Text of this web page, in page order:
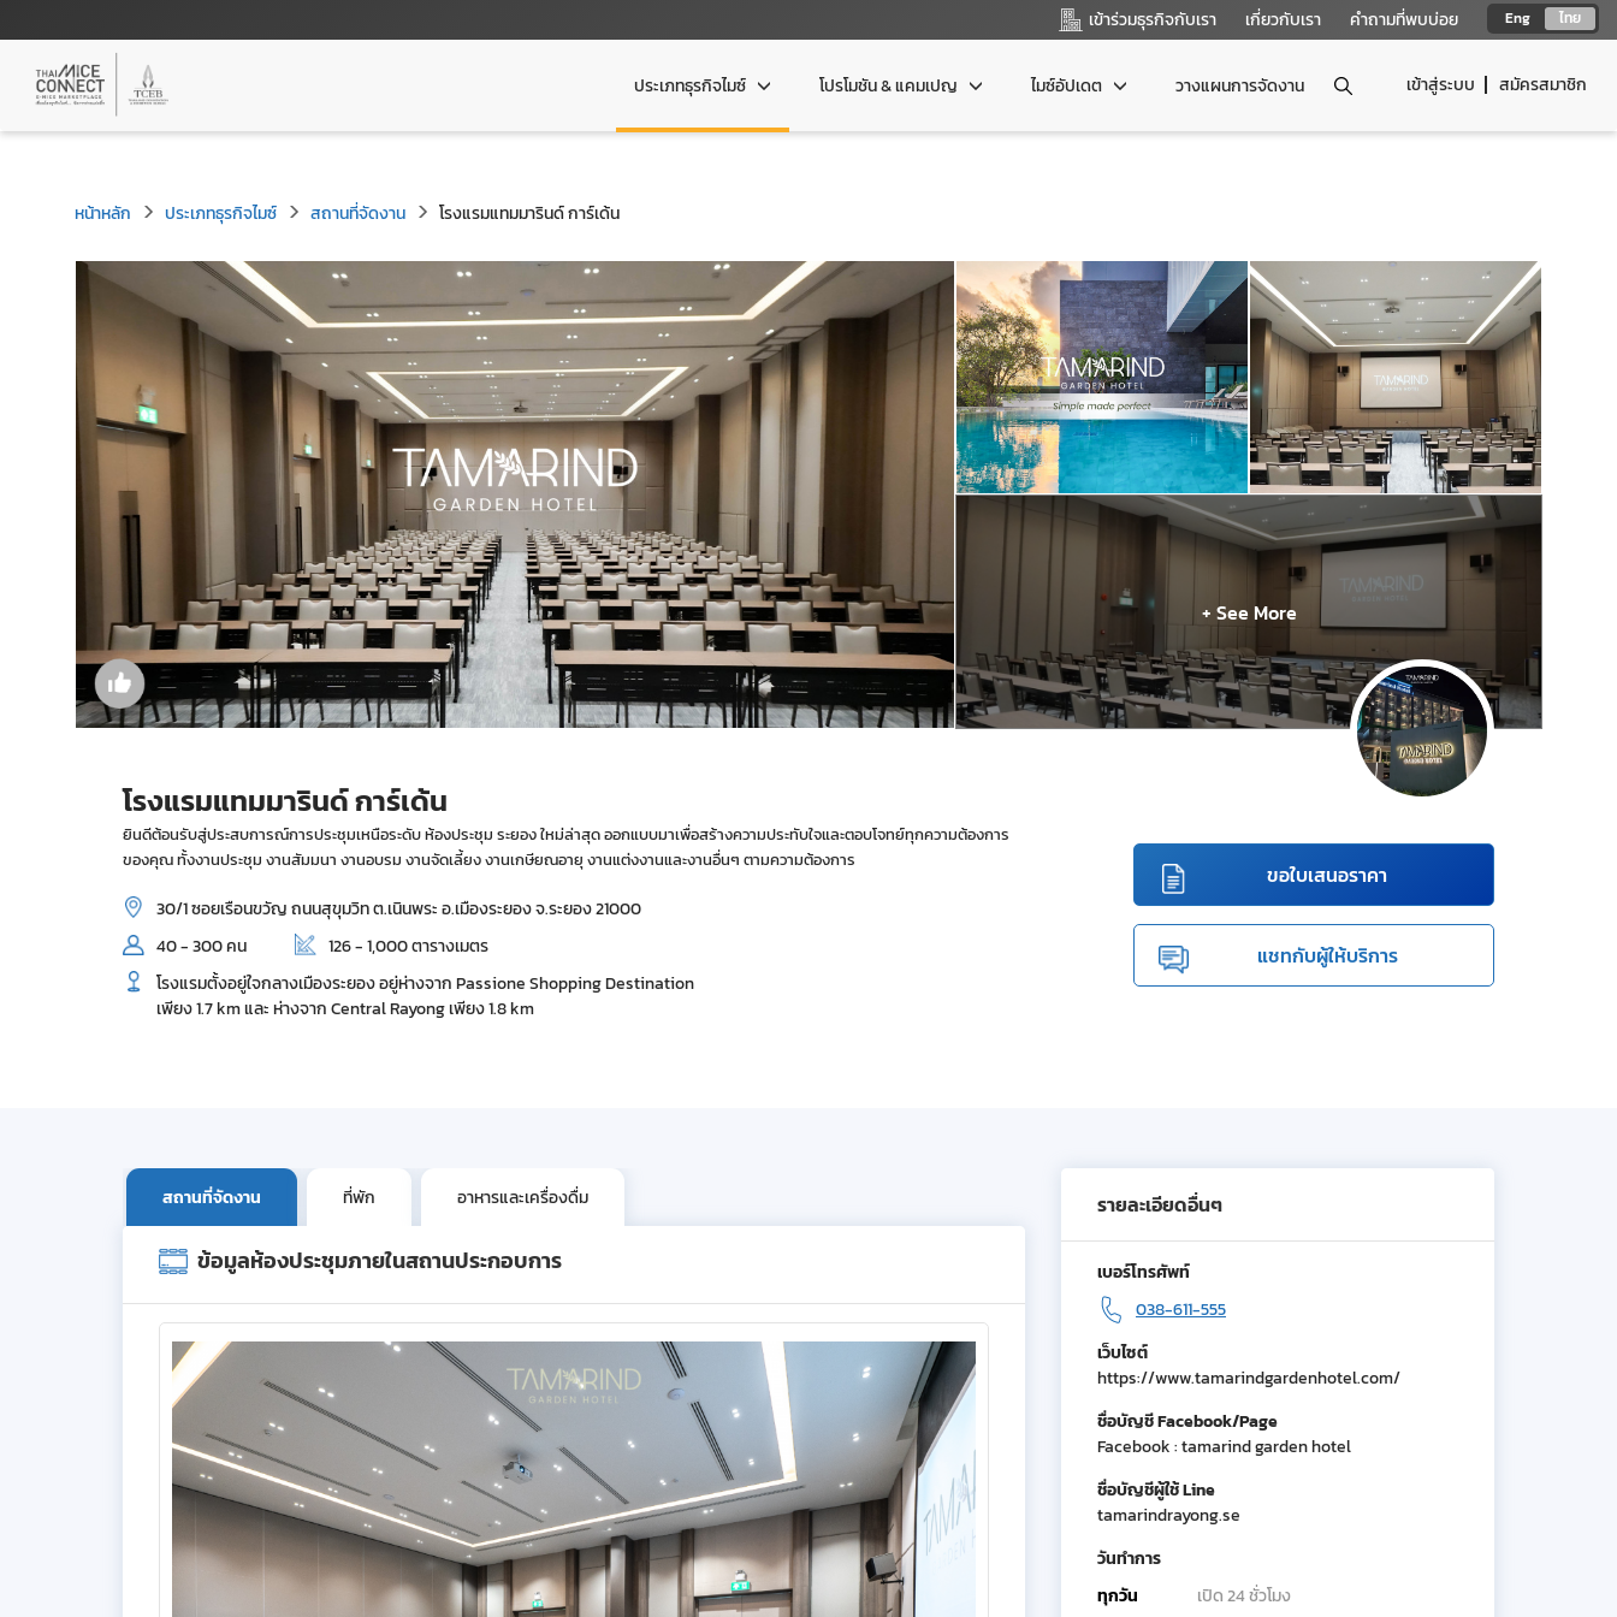
Eng ไทย
เข้าร่วมธุรกิจกับเรา เกี่ยวกับเรา คำถามที่พบบ่อย
เข้าสู่ระบบ สมัครสมาชิก
ประเภทธุรกิจไมซ์ โปรโมชัน & แคมเปญ ไมซ์อัปเดต วางแผนการจัดงาน
หน้าหลัก ประเภทธุรกิจไมซ์ สถานที่จัดงาน โรงแรมแทมมารินด์ การ์เด้น
+ See More
โรงแรมแทมมารินด์ การ์เด้น
ยินดีต้อนรับสู่ประสบการณ์การประชุมเหนือระดับ ห้องประชุม ระยอง ใหม่ล่าสุด ออกแบบมาเพื่อสร้างความประทับใจและตอบโจทย์ทุกความต้องการ
ของคุณ ทั้งงานประชุม งานสัมมนา งานอบรม งานจัดเลี้ยง งานเกษียณอายุ งานแต่งงานและงานอื่นๆ ตามความต้องการ
30/1 ซอยเรือนขวัญ ถนนสุขุมวิท ต.เนินพระ อ.เมืองระยอง จ.ระยอง 21000
40 - 300 คน
126 - 1,000 ตารางเมตร
โรงแรมตั้งอยู่ใจกลางเมืองระยอง อยู่ห่างจาก Passione Shopping Destination
เพียง 1.7 km และ ห่างจาก Central Rayong เพียง 1.8 km
ขอใบเสนอราคา
แชทกับผู้ให้บริการ
สถานที่จัดงาน ที่พัก อาหารและเครื่องดื่ม
ข้อมูลห้องประชุมภายในสถานประกอบการ
รายละเอียดอื่นๆ
เบอร์โทรศัพท์
038-611-555
เว็บไซต์
https://www.tamarindgardenhotel.com/
ชื่อบัญชี Facebook/Page
Facebook : tamarind garden hotel
ชื่อบัญชีผู้ใช้ Line
tamarindrayong.se
วันทำการ
ทุกวัน
เปิด 24 ชั่วโมง